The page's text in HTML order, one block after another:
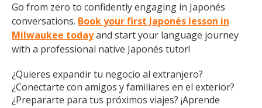
Go from zero to confidently engaging in Japonés
conversations. Book your first Japonés lesson in
Milwaukee todayand start your language journey
with a professional native Japonés tutor!
¿Quieres expandir tu negocio al extranjero?
¿Conectarte con amigos y familiares en el exterior?
¿Prepararte para tus próximos viajes? ¡Aprende